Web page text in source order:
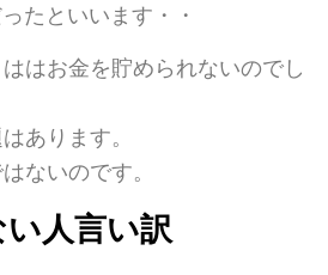
たといいます・・
はお金を貯められないのでし
あります。
ないのです。
人言い訳